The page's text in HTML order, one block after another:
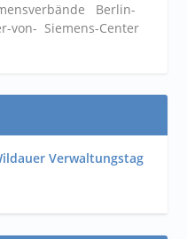
Berlin-
von- Siemens-Center
Verwaltungstag